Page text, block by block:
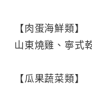
【肉蛋海鮮類】
山東燒雞、寧式
【瓜果蔬菜類】